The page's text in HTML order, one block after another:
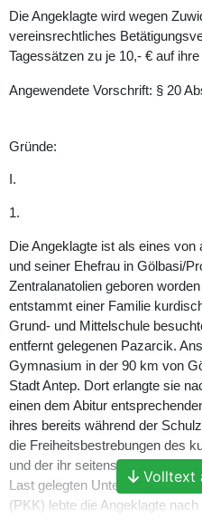
Die Angeklagte wird wegen
vereinsrechtliches
Tagessätzen zu je 10,- € auf
Angewendete Vorschrift: § 20
Gründe:
I.
1.
Die Angeklagte ist als eines
und seiner Ehefrau in Gölbasi/
Zentralanatolien geboren
entstammt einer Familie
Grund- und Mittelschule
entfernt gelegenen Pazarcik.
Gymnasium in der 90 km von
Stadt Antep. Dort erlangte sie
einen dem Abitur
ihres bereits während der
die Freiheitsbestrebungen des
und der ihr seitens der
Last gelegten Unterstützung der
(PKK) lebte die Angeklagte
Volltext